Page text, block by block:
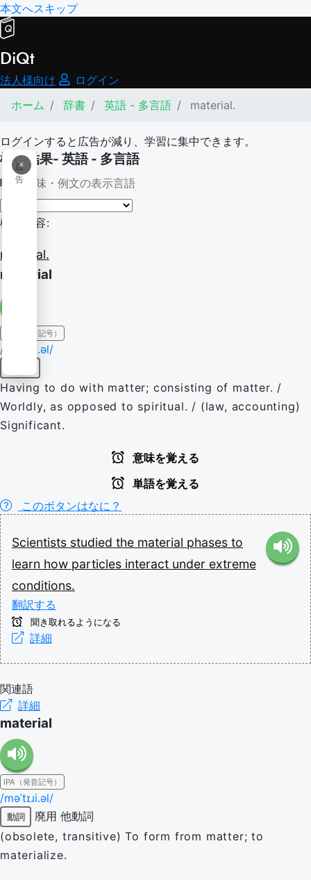
本文へスキップ
DiQt
法人様向け
ログイン
ホーム
辞書 英語 - 多言語 material.
ログインすると広告が減り、学習に集中できます。
×
広
告
検索結果- 英語 - 多言語
意味・例文の表示言語
検索内容:
material.
material
IPA（発音記号）
/məˈtɪɹi.əl/
Having to do with matter; consisting of matter. /
Worldly, as opposed to spiritual. / (law, accounting)
Significant.
意味を覚える
単語を覚える
このボタンはなに？
Scientists studied the material phases to
learn how particles interact under extreme
conditions.
翻訳する
聞き取れるようになる
詳細
関連語
詳細
material
IPA（発音記号）
/məˈtɪɹi.əl/
動詞 廃用 他動詞
(obsolete, transitive) To form from matter; to
materialize.